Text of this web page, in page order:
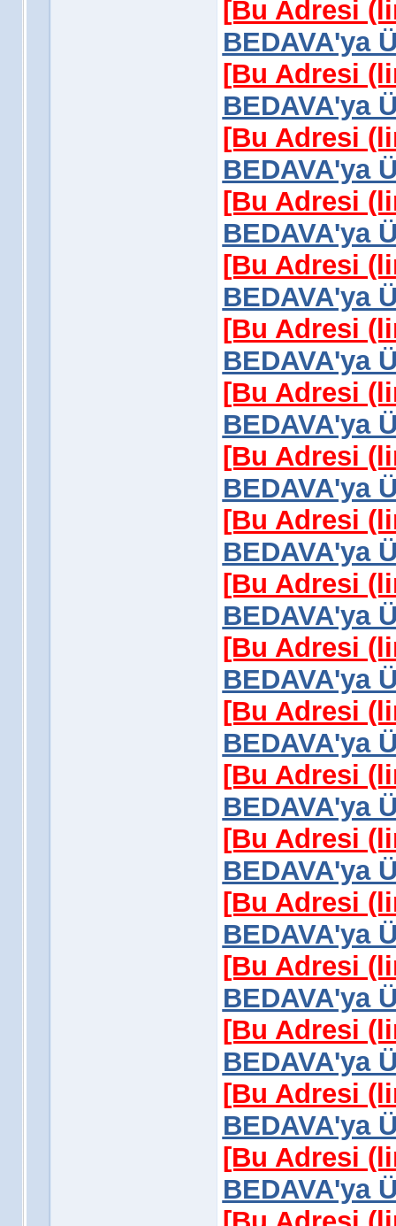
[Bu Adresi
BEDAVA'ya
[Bu Adresi
BEDAVA'ya
[Bu Adresi
BEDAVA'ya
[Bu Adresi
BEDAVA'ya
[Bu Adresi
BEDAVA'ya
[Bu Adresi
BEDAVA'ya
[Bu Adresi
BEDAVA'ya
[Bu Adresi
BEDAVA'ya
[Bu Adresi
BEDAVA'ya
[Bu Adresi
BEDAVA'ya
[Bu Adresi
BEDAVA'ya
[Bu Adresi
BEDAVA'ya
[Bu Adresi
BEDAVA'ya
[Bu Adresi
BEDAVA'ya
[Bu Adresi
BEDAVA'ya
[Bu Adresi
BEDAVA'ya
[Bu Adresi
BEDAVA'ya
[Bu Adresi
BEDAVA'ya
[Bu Adresi
BEDAVA'ya